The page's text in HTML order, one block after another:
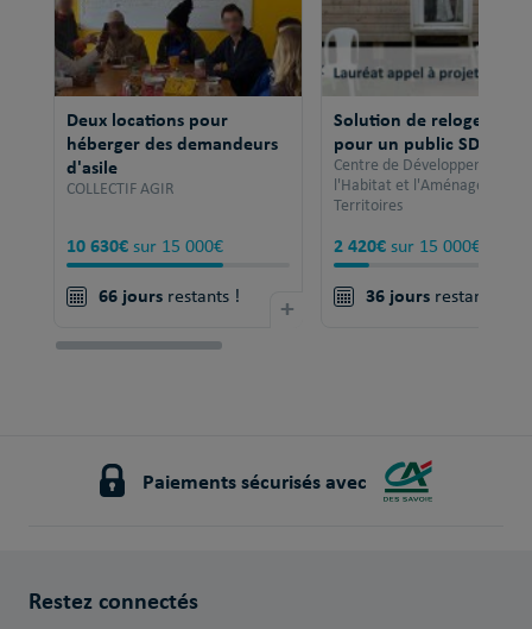
Deux locations pour
héberger des demandeurs
d'asile
COLLECTIF AGIR
10 630€ sur 15 000€
66 jours restants ! +
Solution de relogement
pour un public SDF
Centre de Développement
l'Habitat et l'Aménagement
Territoires
2 420€ sur 15 000€
36 jours restants !
Paiements sécurisés avec
Restez connectés